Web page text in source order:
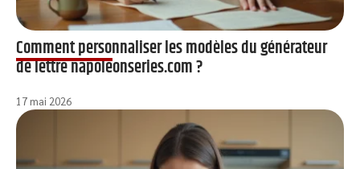
Comment personnaliser les modèles du générateur
de lettre napoleonseries.com ?
17 mai 2026